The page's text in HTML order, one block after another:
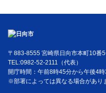
〒883-8555 宮崎県日向市本町10番
TEL:0982-52-2111（代表）
開庁時間：午前8時45分から午後4
※部署によっては異なる場合があり